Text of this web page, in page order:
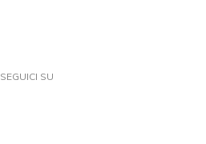
SEGUICI SU